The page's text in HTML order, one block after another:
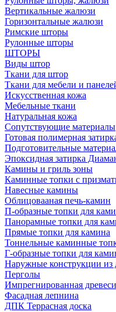
Вертикальные жалюзи
Горизонтальные жалюзи
Римские шторы
Рулонные шторы
ШТОРЫ
Виды штор
Ткани для штор
Ткани для мебели и
Искусственная кожа
Мебельные ткани
Натуральная кожа
Сопутствующие материалы
Готовая полимерная
Подготовительные
Эпоксидная затирка
Камины и гриль зоны
Каминные топки с
Навесные камины
Облицовааная печь-камин
П-образные топки для
Панорамные топки для
Прямые топки для камина
Тоннельные каминные
Г-образные топки для
Наружные конструкции из
Перголы
Импрегнированная
Фасадная лепнина
ДПК Террасная доска